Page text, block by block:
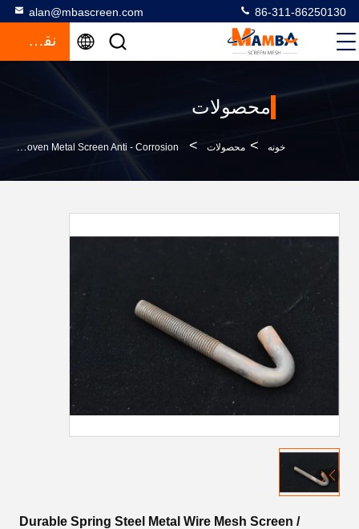
alan@mbascreen.com 86-311-86250130
نقل قول
محصولات
خونه > محصولات >
Durable Spring Steel Metal Wire Mesh Screen / Woven Metal Screen Anti - Corrosion
Durable Spring Steel Metal Wire Mesh Screen /